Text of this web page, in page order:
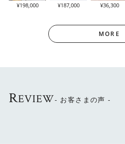
扉のフレームや取っ手などのディ
¥198,000 ¥187,000 ¥36,300
MORE
REVIEW- お客さまの声 -